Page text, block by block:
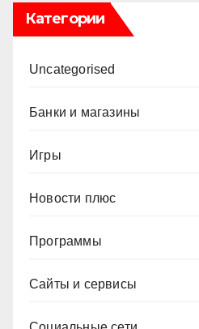
Категории
Uncategorised
Банки и магазины
Игры
Новости плюс
Программы
Сайты и сервисы